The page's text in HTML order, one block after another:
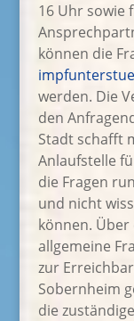
16 Uhr sowie
können die
werden. Die
den
Stadt schafft
Anlaufstelle
die Fragen
und nicht
können. Über
allgemeine
zur
Sobernheim
die